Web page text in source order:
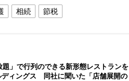
相続 節税
題」で行列のできる新形態レストランを
ディングス 同社に聞いた「店舗展開の